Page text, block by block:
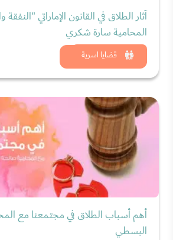
قضايا اسرية
آثار الطلاق في القانون الإماراتي
المحامية سارة شكري
شاهد الان
أهم أسباب الطلاق في مجتمعنا مع
البسطي